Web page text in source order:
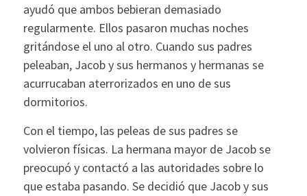
ayudó que ambos bebieran demasiado
regularmente. Ellos pasaron muchas noches
gritándose el uno al otro. Cuando sus padres
peleaban, Jacob y sus hermanos y hermanas se
acurrucaban aterrorizados en uno de sus
dormitorios.
Con el tiempo, las peleas de sus padres se
volvieron físicas. La hermana mayor de Jacob se
preocupó y contactó a las autoridades sobre lo
que estaba pasando. Se decidió que Jacob y sus